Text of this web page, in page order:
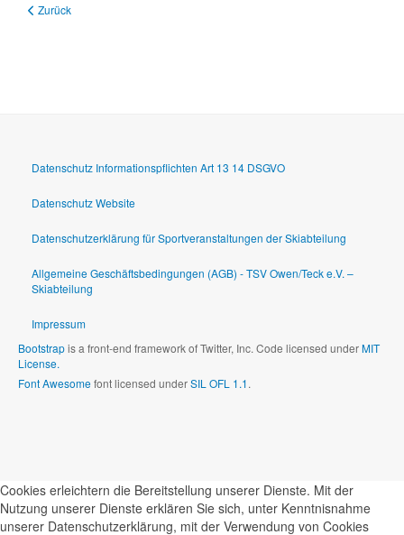
Vorheriger Beitrag: Deutsches Sportabzeichen und TSV Owen Abteilung Ski
Zurück
Datenschutz Informationspflichten Art 13 14 DSGVO
Datenschutz Website
Datenschutzerklärung für Sportveranstaltungen der Skiabteilung
Allgemeine Geschäftsbedingungen (AGB) - TSV Owen/Teck e.V. –
Skiabteilung
Impressum
Bootstrapis a front-end framework of Twitter, Inc. Code licensed underMIT
License.
Font Awesomefont licensed underSIL OFL 1.1.
Cookies erleichtern die Bereitstellung unserer Dienste. Mit der
Nutzung unserer Dienste erklären Sie sich, unter Kenntnisnahme
unserer Datenschutzerklärung, mit der Verwendung von Cookies